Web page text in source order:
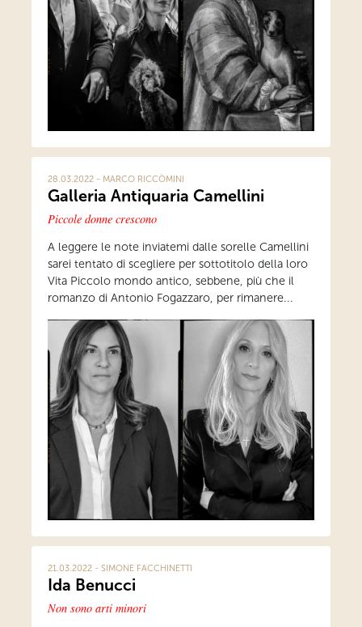
28.03.2022 - MARCO RICCÒMINI
Galleria Antiquaria Camellini
Piccole donne crescono
A leggere le note inviatemi dalle sorelle Camellini
sarei tentato di scegliere per sottotitolo della loro
Vita Piccolo mondo antico, sebbene, più che il
romanzo di Antonio Fogazzaro, per rimanere...
21.03.2022 - SIMONE FACCHINETTI
Ida Benucci
Non sono arti minori